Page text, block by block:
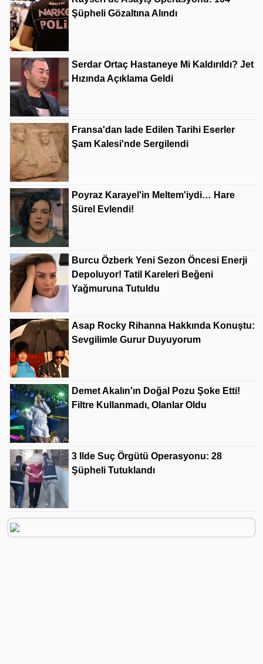
Şüpheli Gözaltına Alındı
Serdar Ortaç Hastaneye Mi Kaldırıldı? Jet
Hızında Açıklama Geldi
Fransa'dan Iade Edilen Tarihi Eserler
Şam Kalesi'nde Sergilendi
Poyraz Karayel'in Meltem'iydi… Hare
Sürel Evlendi!
Burcu Özberk Yeni Sezon Öncesi Enerji
Depoluyor! Tatil Kareleri Beğeni
Yağmuruna Tutuldu
Asap Rocky Rihanna Hakkında Konuştu:
Sevgilimle Gurur Duyuyorum
Demet Akalın'ın Doğal Pozu Şoke Etti!
Filtre Kullanmadı, Olanlar Oldu
3 Ilde Suç Örgütü Operasyonu: 28
Şüpheli Tutuklandı